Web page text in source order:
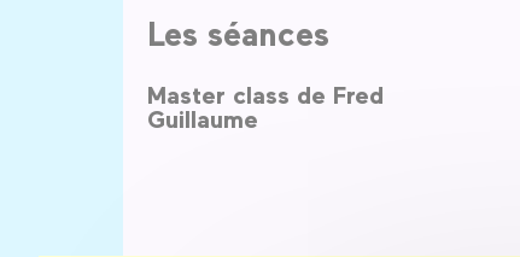
Les séances
Master class de Fred
Guillaume